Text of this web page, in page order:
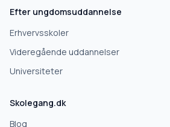
Efter ungdomsuddannelse
Erhvervsskoler
Videregående uddannelser
Universiteter
Skolegang.dk
Blog